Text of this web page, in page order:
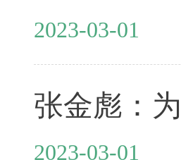
2023-03-01
张金彪：
2023-03-01